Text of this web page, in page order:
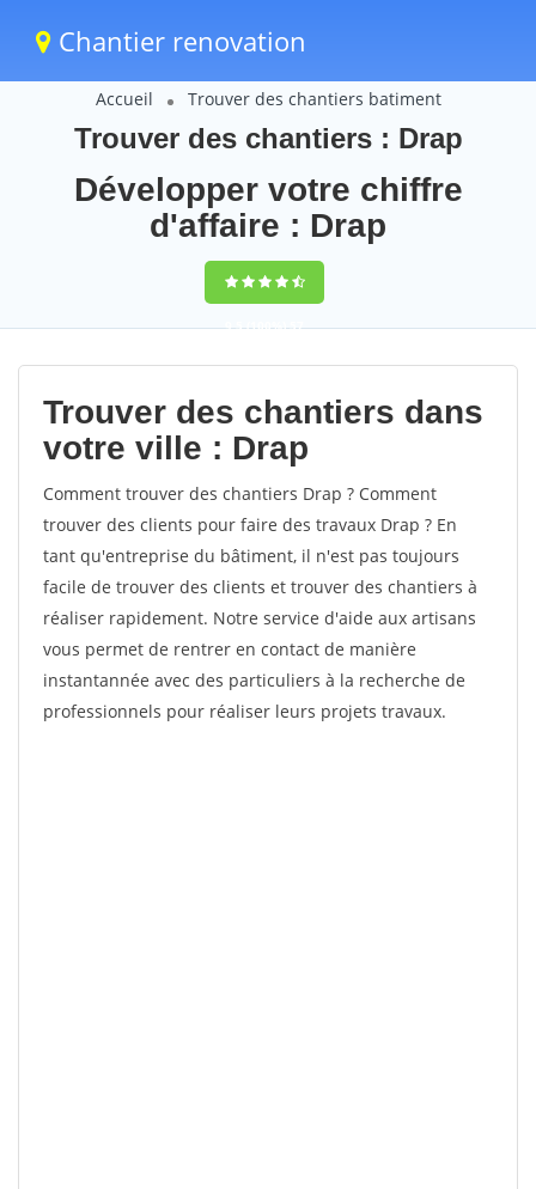
Chantier renovation
Accueil Trouver des chantiers batiment
Trouver des chantiers : Drap
Développer votre chiffre
d'affaire : Drap
9,5(100%)57
votes
Trouver des chantiers dans
votre ville : Drap
Comment trouver des chantiers Drap ? Comment
trouver des clients pour faire des travaux Drap ? En
tant qu'entreprise du bâtiment, il n'est pas toujours
facile de trouver des clients et trouver des chantiers à
réaliser rapidement. Notre service d'aide aux artisans
vous permet de rentrer en contact de manière
instantannée avec des particuliers à la recherche de
professionnels pour réaliser leurs projets travaux.